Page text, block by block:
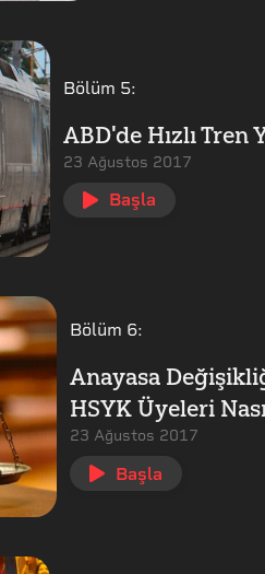
Bölüm 5:
ABD'de Hızlı Tren
23 Ağustos 2017
Başla
Bölüm 6:
Anayasa
HSYK Üyeleri
23 Ağustos 2017
Başla